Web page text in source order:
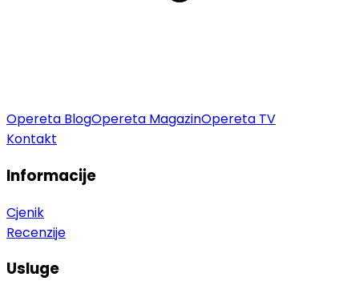
Opereta BlogOpereta MagazinOpereta TV
Kontakt
Informacije
Cjenik
Recenzije
Usluge